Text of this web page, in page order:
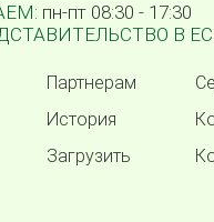
пн-пт 08:30 - 17:30
В ЕС:
Партнерам
История
Загрузить